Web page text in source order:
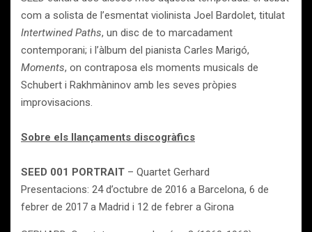
com a solista de l’esmentat violinista Joel Bardolet, titulat
Intertwined Paths, un disc de to marcadament
contemporani; i l’àlbum del pianista Carles Marigó,
Moments, on contraposa els moments musicals de
Schubert i Rakhmàninov amb les seves pròpies
improvisacions.
Sobre els llançaments discogràfics
SEED 001 PORTRAIT – Quartet Gerhard
Presentacions: 24 d’octubre de 2016 a Barcelona, 6 de
febrer de 2017 a Madrid i 12 de febrer a Girona